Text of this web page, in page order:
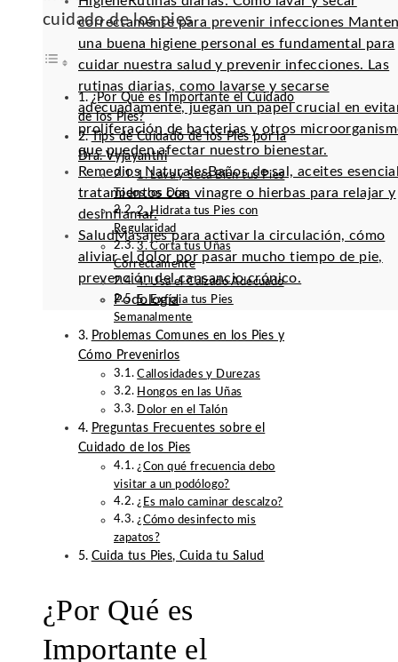
correctamente para prevenir infecciones
una buena higiene personal es fundamental para
cuidar nuestra salud y prevenir infecciones. Las
rutinas diarias, como lavarse y secarse
adecuadamente, juegan un papel crucial en
proliferación de bacterias y otros
que pueden afectar nuestro bienestar.
Remedios NaturalesBaños de sal, aceites
tratamientos con vinagre o hierbas para relajar y
desinflamar.
SaludMasajes para activar la circulación, cómo
aliviar el dolor por pasar mucho tiempo de pie,
prevención del cansancio crónico.
Podología
cuidado de los pies
¿Por Qué es Importante el Cuidado
de los Pies?
Tips de Cuidado de los Pies por la
Dra. Vyjayanthi
1. Lava y Seca Bien tus Pies
Todos los Días
2. Hidrata tus Pies con
Regularidad
3. Corta tus Uñas
Correctamente
4. Usa el Calzado Adecuado
5. Exfolia tus Pies
Semanalmente
Problemas Comunes en los Pies y
Cómo Prevenirlos
Callosidades y Durezas
Hongos en las Uñas
Dolor en el Talón
Preguntas Frecuentes sobre el
Cuidado de los Pies
¿Con qué frecuencia debo
visitar a un podólogo?
¿Es malo caminar descalzo?
¿Cómo desinfecto mis
zapatos?
Cuida tus Pies, Cuida tu Salud
¿Por Qué es
Importante el